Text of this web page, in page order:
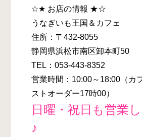
☆★ お店の情報 ★☆
うなぎいも王国＆カフェ
住所：〒432-8055
静岡県浜松市南区卸本町50
TEL：053-443-8352
営業時間：10:00～18:00（カ
ストオーダー17時00）
日曜・祝日も営業
♪